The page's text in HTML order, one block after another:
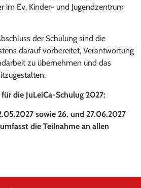
im Ev. Kinder- und Jugendzentrum
der Schulung sind die
darauf vorbereitet, Verantwortung
zu übernehmen und das
die JuLeiCa-Schulug 2027:
sowie 26. und 27.06.2027
die Teilnahme an allen